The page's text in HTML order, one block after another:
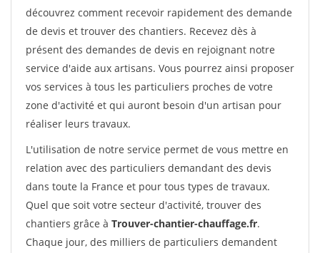
découvrez comment recevoir rapidement des demande
de devis et trouver des chantiers. Recevez dès à
présent des demandes de devis en rejoignant notre
service d'aide aux artisans. Vous pourrez ainsi proposer
vos services à tous les particuliers proches de votre
zone d'activité et qui auront besoin d'un artisan pour
réaliser leurs travaux.
L'utilisation de notre service permet de vous mettre en
relation avec des particuliers demandant des devis
dans toute la France et pour tous types de travaux.
Quel que soit votre secteur d'activité, trouver des
chantiers grâce à Trouver-chantier-chauffage.fr.
Chaque jour, des milliers de particuliers demandent